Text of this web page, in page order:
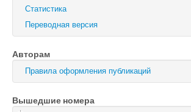
Физика твердого тела
Физика и техника полупроводников
Оптика и спектроскопия
Поиск
Войти
Статистика
Переводная версия
Авторам
Правила оформления публикаций
Вышедшие номера